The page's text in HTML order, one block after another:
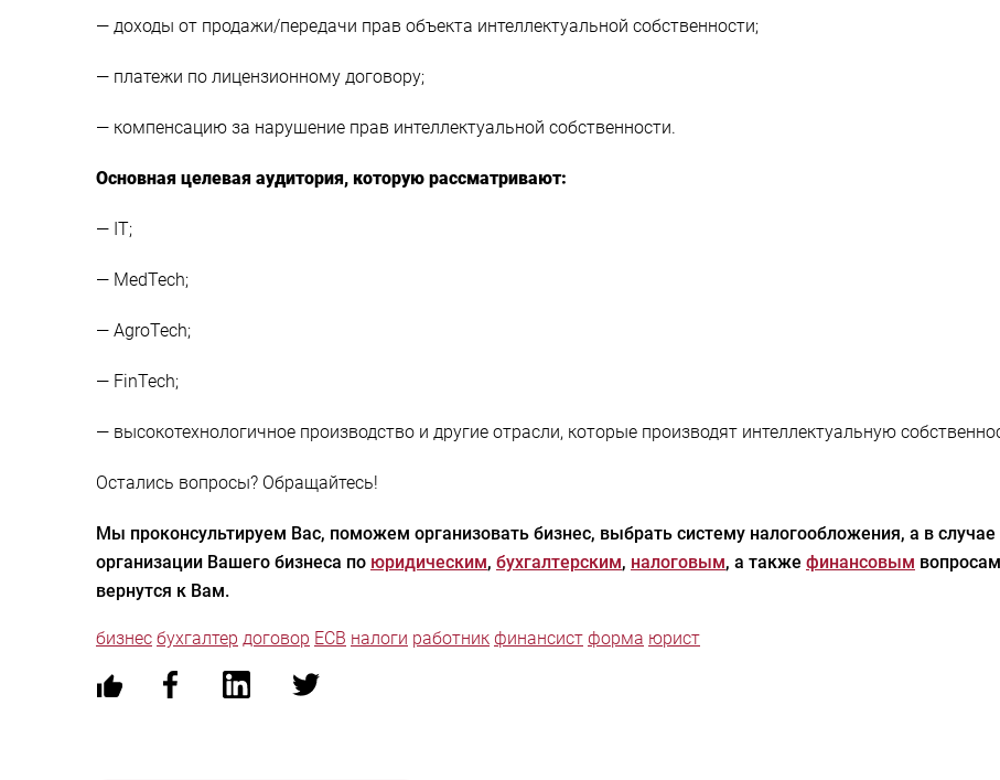
— доходы от продажи/передачи прав объекта интеллектуальной собственности;
— платежи по лицензионному договору;
— компенсацию за нарушение прав интеллектуальной собственности.
Основная целевая аудитория, которую рассматривают:
— IT;
— MedTech;
— AgroTech;
— FinTech;
— высокотехнологичное производство и другие отрасли, которые производят интеллектуальную
Остались вопросы? Обращайтесь!
Мы проконсультируем Вас, поможем организовать бизнес, выбрать систему налогообложения, а в
организации Вашего бизнеса по юридическим, бухгалтерским, налоговым, а также финансовым
вернутся к Вам.
бизнес бухгалтер договор ЕСВ налоги работник финансист форма юрист